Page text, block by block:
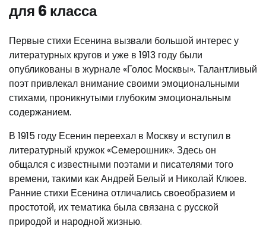
для 6 класса
Первые стихи Есенина вызвали большой интерес у
литературных кругов и уже в 1913 году были
опубликованы в журнале «Голос Москвы». Талантливый
поэт привлекал внимание своими эмоциональными
стихами, проникнутыми глубоким эмоциональным
содержанием.
В 1915 году Есенин переехал в Москву и вступил в
литературный кружок «Семерошник». Здесь он
общался с известными поэтами и писателями того
времени, такими как Андрей Белый и Николай Клюев.
Ранние стихи Есенина отличались своеобразием и
простотой, их тематика была связана с русской
природой и народной жизнью.